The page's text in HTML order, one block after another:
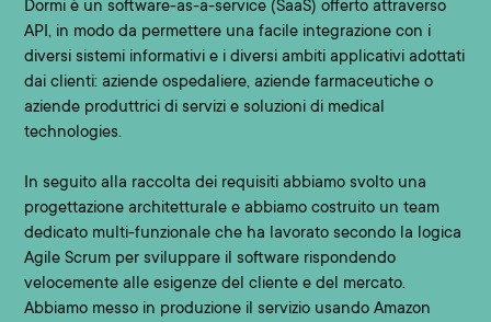
Dormi è un software-as-a-service (SaaS) offerto attraverso
API, in modo da permettere una facile integrazione con i
diversi sistemi informativi e i diversi ambiti applicativi adottati
dai clienti: aziende ospedaliere, aziende farmaceutiche o
aziende produttrici di servizi e soluzioni di medical
technologies.
In seguito alla raccolta dei requisiti abbiamo svolto una
progettazione architetturale e abbiamo costruito un team
dedicato multi-funzionale che ha lavorato secondo la logica
Agile Scrum per sviluppare il software rispondendo
velocemente alle esigenze del cliente e del mercato.
Abbiamo messo in produzione il servizio usandoAmazon